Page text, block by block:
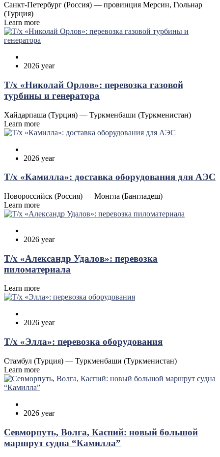
Санкт-Петербург (Россия) — провинция Мерсин, Гюльнар
(Турция)
Learn more
2026 year
Т/х «Николай Орлов»: перевозка газовой
турбины и генератора
Хайдарпаша (Турция) — Туркменбаши (Туркменистан)
Learn more
2026 year
Т/х «Камилла»: доставка оборудования для АЭС
Новороссийск (Россия) — Монгла (Бангладеш)
Learn more
2026 year
Т/х «Александр Удалов»: перевозка
пиломатериала
Learn more
2026 year
Т/х «Элла»: перевозка оборудования
Стамбул (Турция) — Туркменбаши (Туркменистан)
Learn more
2026 year
Севморпуть, Волга, Каспий: новый большой
маршрут судна “Камилла”